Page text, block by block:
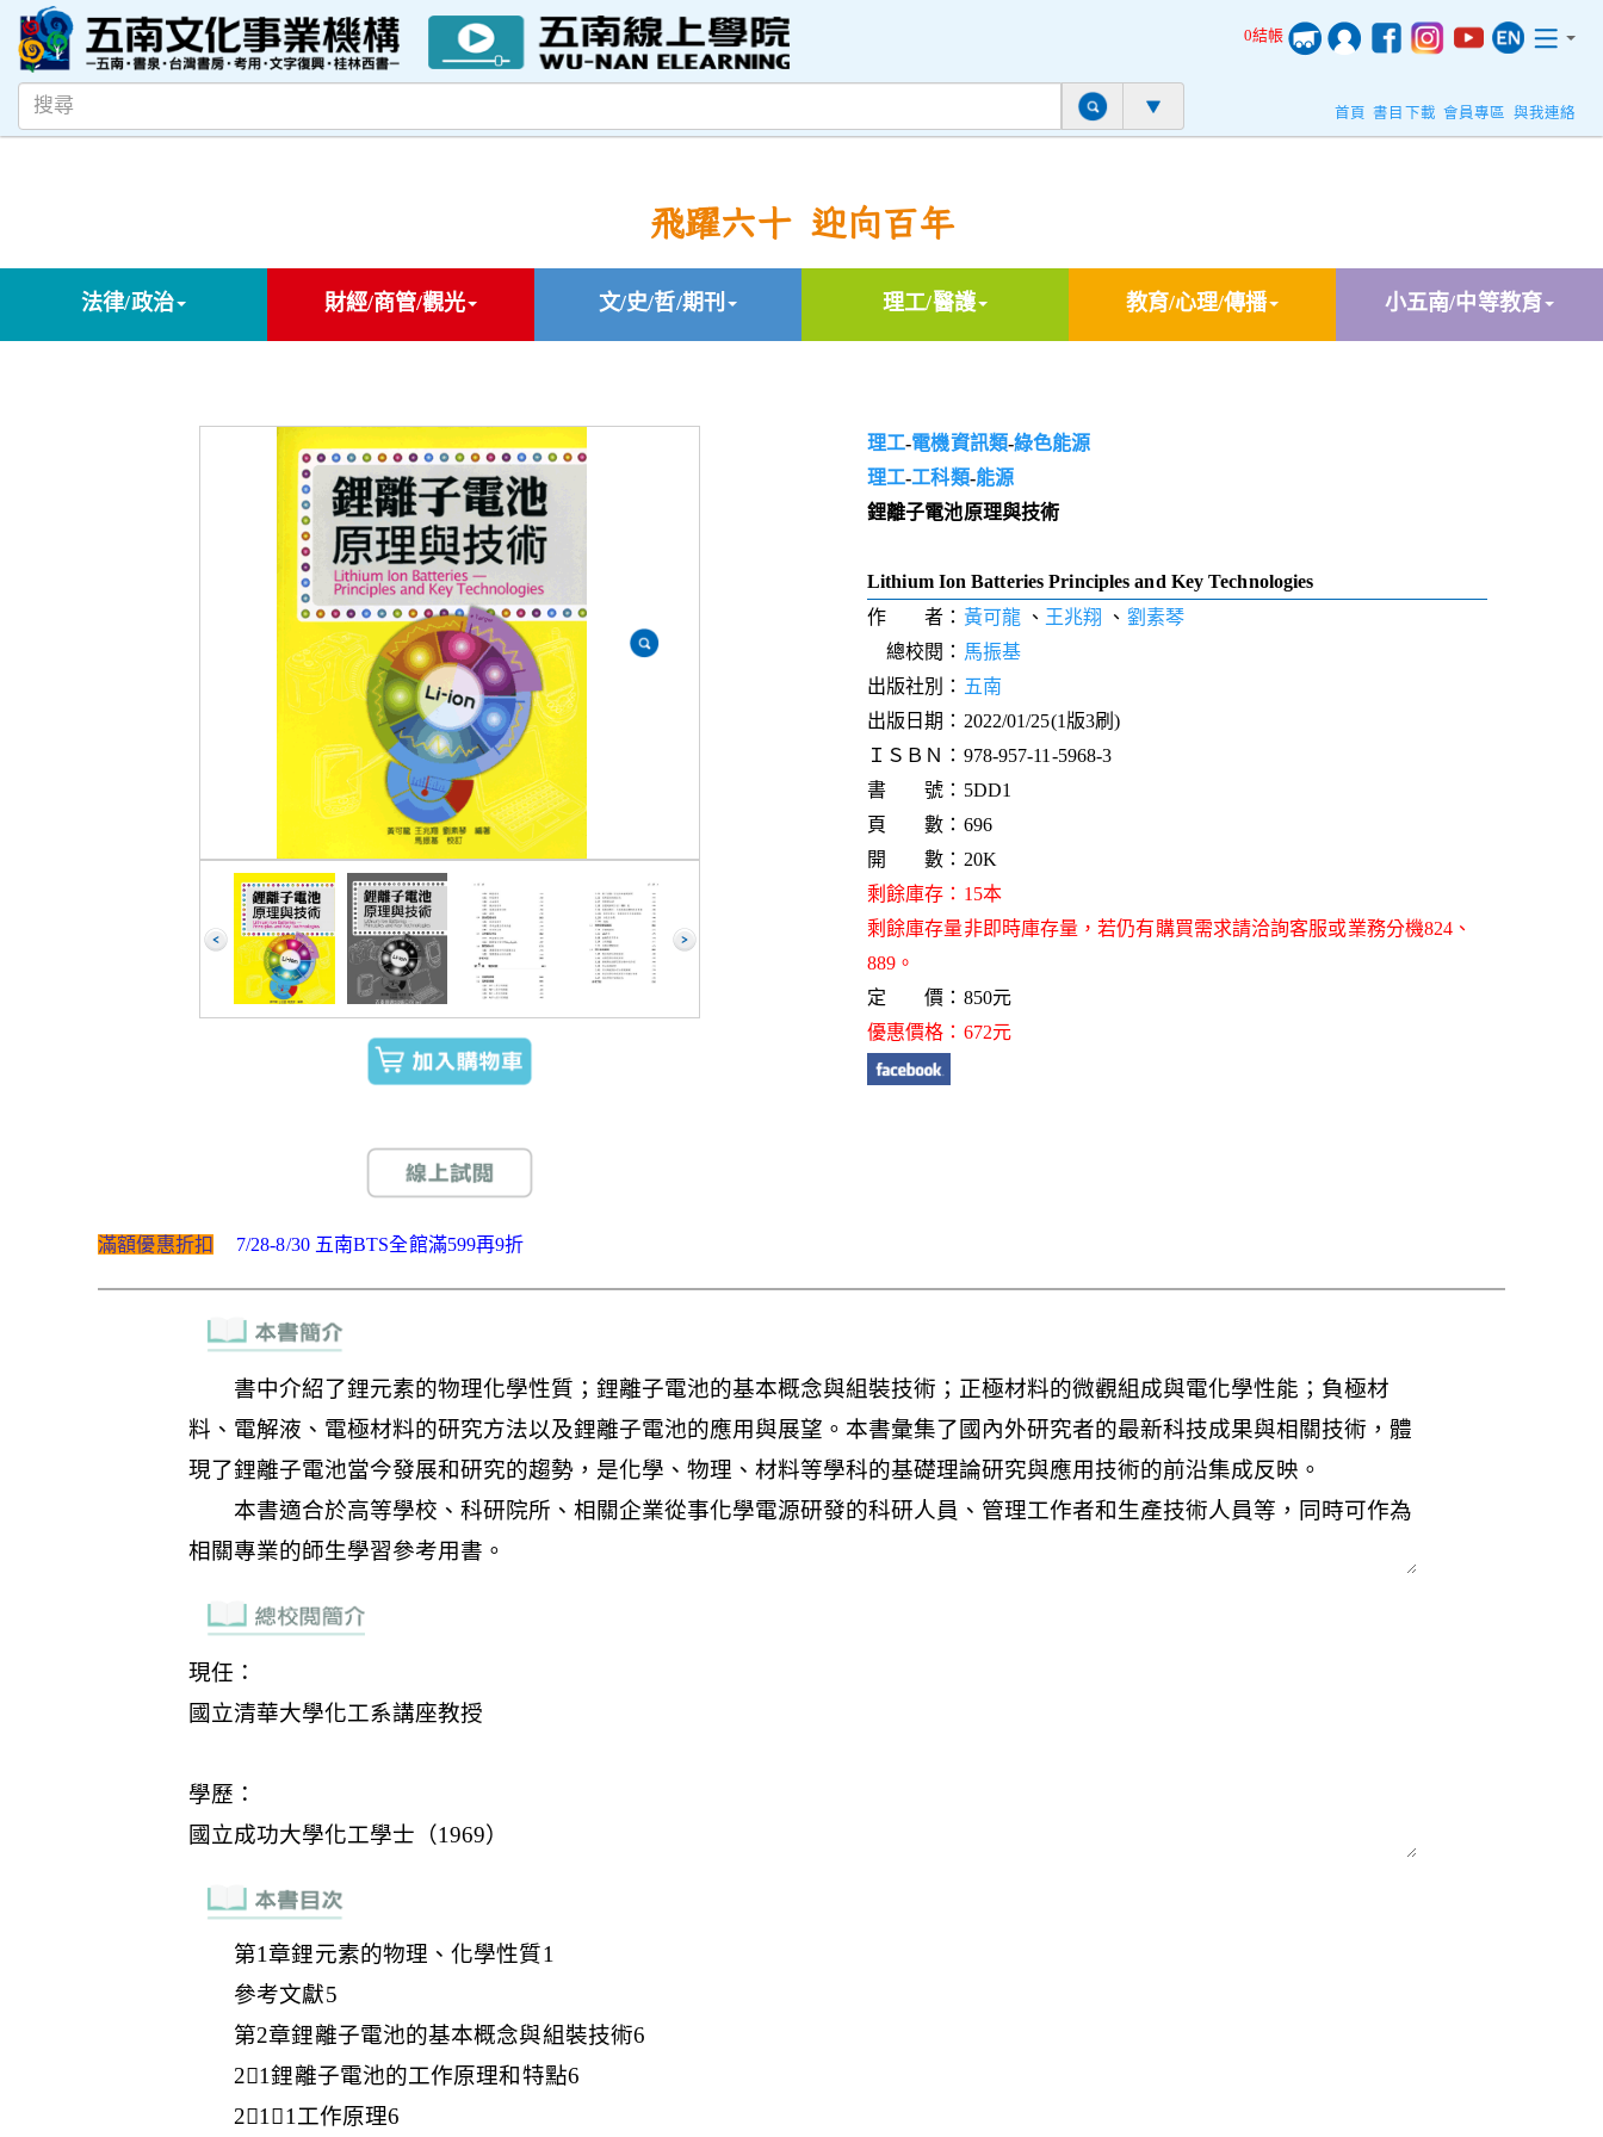
0結帳
首頁 書目下載 會員專區 與我連絡
飛躍六十 迎向百年
法律/政治 財經/商管/觀光 文/史/哲/期刊 理工/醫護 教育/心理/傳播 小五南/中等教育
理工-電機資訊類-綠色能源
理工-工科類-能源
鋰離子電池原理與技術
Lithium Ion Batteries Principles and Key Technologies
作 者： 黃可龍、 王兆翔 、 劉素琴
總校閱： 馬振基
出版社別： 五南
出版日期：2022/01/25(1版3刷)
ＩＳＢＮ：978-957-11-5968-3
書 號：5DD1
頁 數：696
開 數：20K
剩餘庫存：15本
剩餘庫存量非即時庫存量，若仍有購買需求請洽詢客服或業務分機824、
889。
定 價：850元
優惠價格：672元
滿額優惠折扣 7/28-8/30 五南BTS全館滿599再9折
第1章鋰元素的物理、化學性質1
參考文獻5
第2章鋰離子電池的基本概念與組裝技術6
21鋰離子電池的工作原理和特點6
211工作原理6